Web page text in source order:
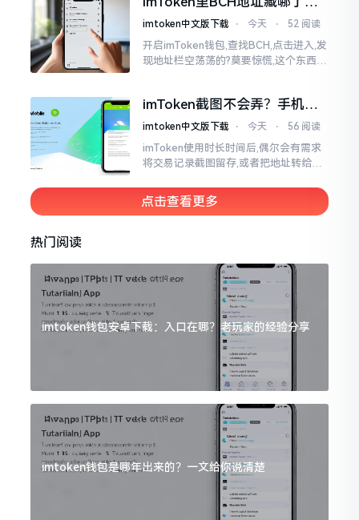
手把手教你找对位置
imtoken中文版下载 ⋅ 今天 ⋅ 52 阅读
开启imToken钱包,查找BCH,点击进入,发
现地址栏空荡荡的?莫要惊慌,这个东西隐
imToken截图不会弄？手机这
招教你搞定
imtoken中文版下载 ⋅ 今天 ⋅ 56 阅读
imToken使用时长时间后,偶尔会有需求
将交易记录截图留存,或者把地址转给友
楚怎样进行操作,实际上,这件事情是颇为
简易的
点击查看更多
热门阅读
imtoken钱包安卓下载：入口在哪？老玩家的经验分享
imtoken钱包是哪年出来的？一文给你说清楚